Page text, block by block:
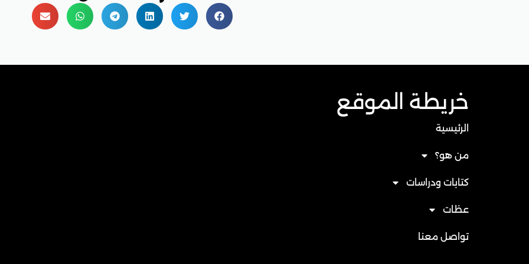
خريطة الموقع
الرئيسية
من هو؟
كتابات ودراسات
عظات
تواصل معنا